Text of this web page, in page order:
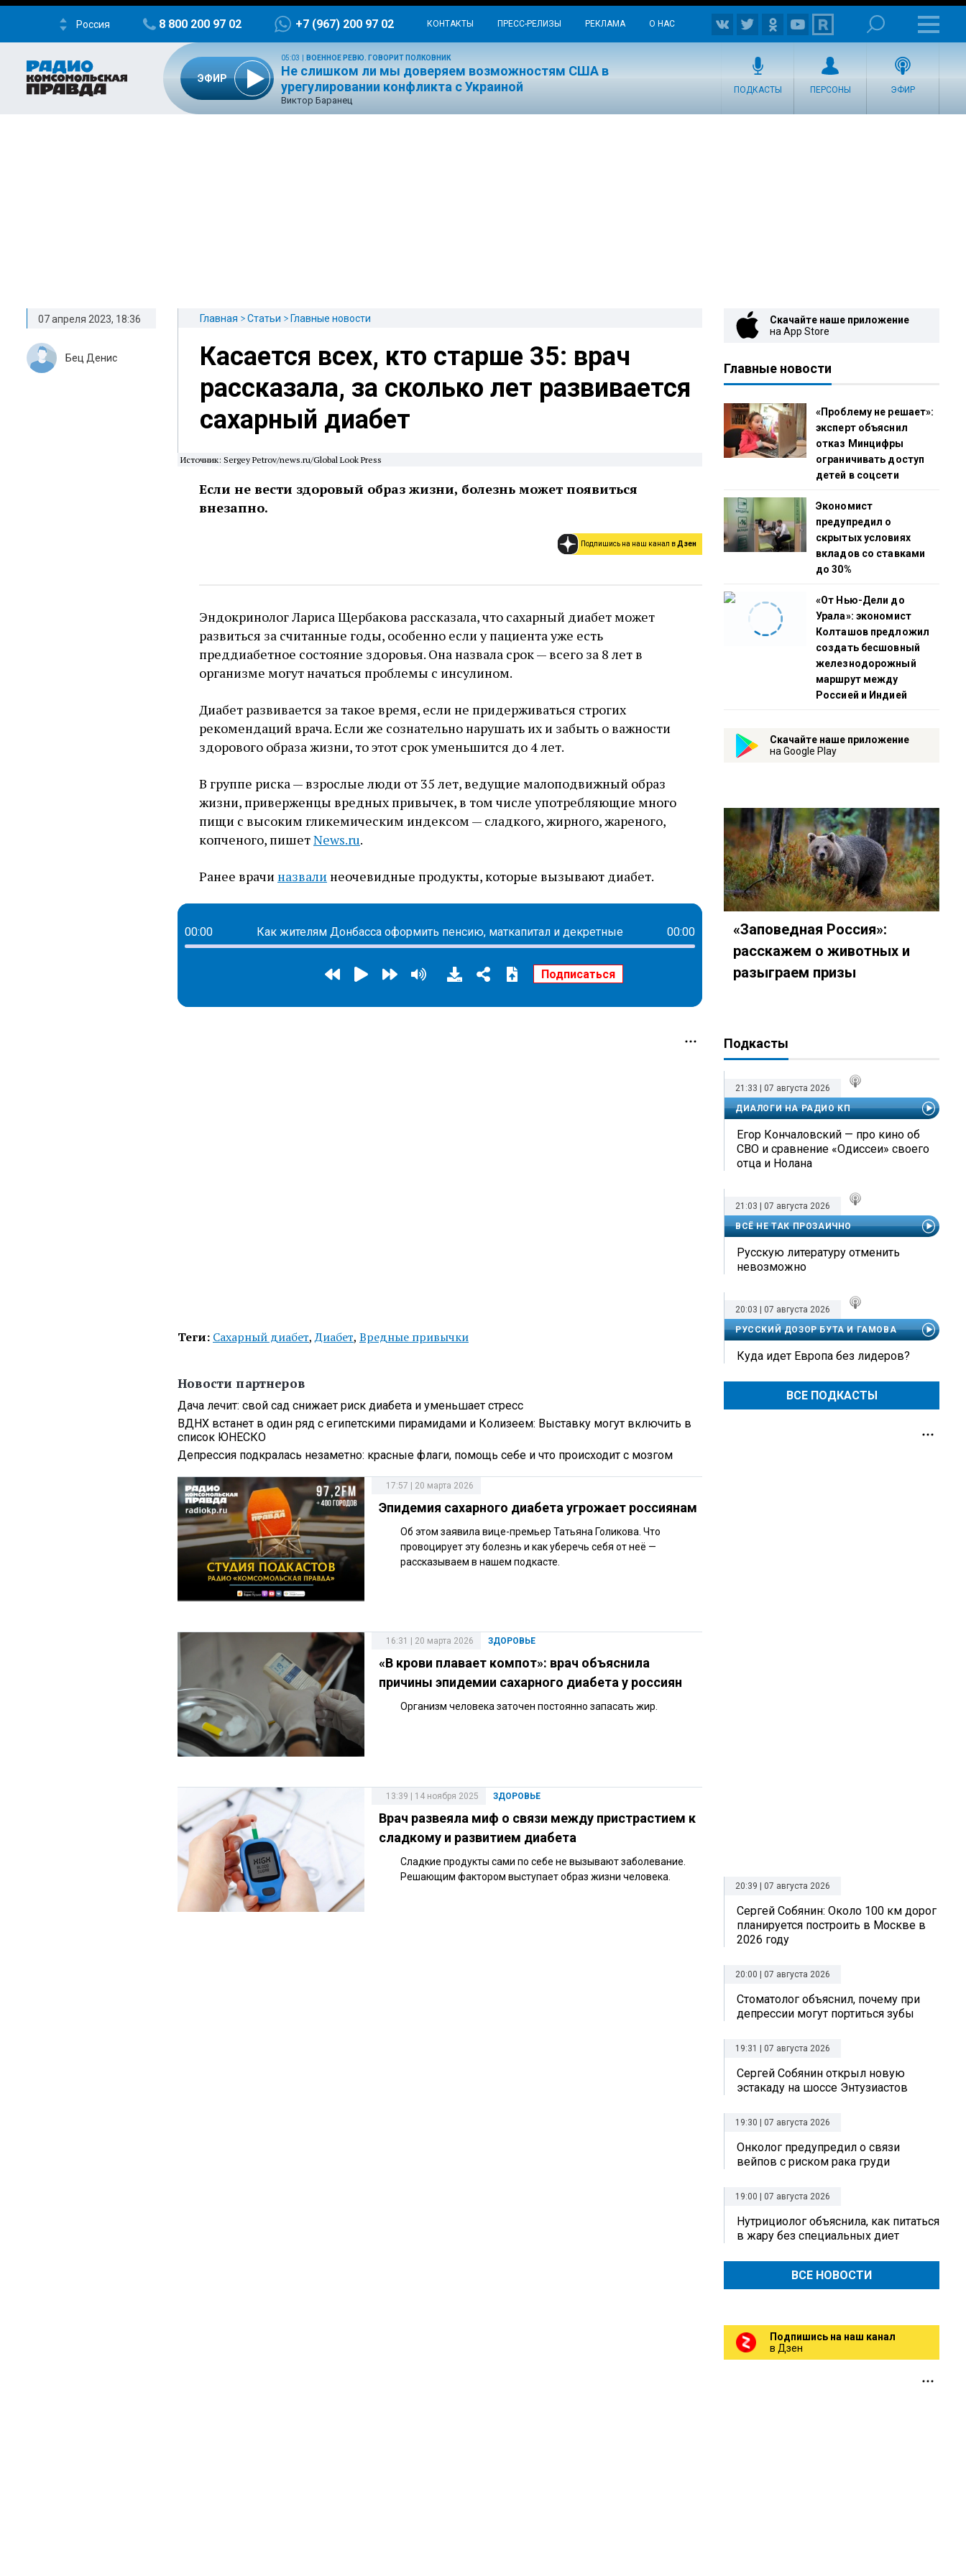
Россия 8 800 200 97 02 +7 (967) 200 97 02 КОНТАКТЫ ПРЕСС-РЕЛИЗЫ РЕКЛАМА О НАС
ЭФИР
05:03 ВОЕННОЕ РЕВЮ. ГОВОРИТ ПОЛКОВНИК
Не слишком ли мы доверяем возможностям США в
урегулировании конфликта с Украиной
Виктор Баранец
ПОДКАСТЫ ПЕРСОНЫ ЭФИР
Главная Статьи Главные новости
Касается всех, кто старше 35: врач
рассказала, за сколько лет развивается
сахарный диабет
Источник: Sergey Petrov/news.ru/Global Look Press
Если не вести здоровый образ жизни, болезнь может появиться
внезапно.
Подпишись на наш канал вДзен
Эндокринолог Лариса Щербакова рассказала, что сахарный диабет может
развиться за считанные годы, особенно если у пациента уже есть
преддиабетное состояние здоровья. Она назвала срок — всего за 8 лет в
организме могут начаться проблемы с инсулином.
Диабет развивается за такое время, если не придерживаться строгих
рекомендаций врача. Если же сознательно нарушать их и забыть о важности
здорового образа жизни, то этот срок уменьшится до 4 лет.
В группе риска — взрослые люди от 35 лет, ведущие малоподвижный образ
жизни, приверженцы вредных привычек, в том числе употребляющие много
пищи с высоким гликемическим индексом — сладкого, жирного, жареного,
копченого, пишетNews.ru.
Ранее врачиназвалинеочевидные продукты, которые вызывают диабет.
00:00 Как жителям Донбасса оформить пенсию, маткапитал и декретные 00:00
07 апреля 2023, 18:36
Бец Денис
Теги: Сахарный диабет,Диабет, Вредные привычки
Новости партнеров
Дача лечит: свой сад снижает риск диабета и уменьшает стресс
ВДНХ встанет в один ряд с египетскими пирамидами и Колизеем: Выставку могут включить в
список ЮНЕСКО
Депрессия подкралась незаметно: красные флаги, помощь себе и что происходит с мозгом
17:57 | 20 марта 2026
Эпидемия сахарного диабета угрожает россиянам
Об этом заявила вице-премьер Татьяна Голикова. Что
провоцирует эту болезнь и как уберечь себя от неё —
рассказываем в нашем подкасте.
ЗДОРОВЬЕ
16:31 | 20 марта 2026
«В крови плавает компот»: врач объяснила
причины эпидемии сахарного диабета у россиян
Организм человека заточен постоянно запасать жир.
ЗДОРОВЬЕ
13:39 | 14 ноября 2025
Врач развеяла миф о связи между пристрастием к
сладкому и развитием диабета
Сладкие продукты сами по себе не вызывают заболевание.
Решающим фактором выступает образ жизни человека.
Скачайте наше приложение
на App Store
Главные новости
«Проблему не решает»:
эксперт объяснил
отказ Минцифры
ограничивать доступ
детей в соцсети
Экономист
предупредил о
скрытых условиях
вкладов со ставками
до 30%
«От Нью-Дели до
Урала»: экономист
Колташов предложил
создать бесшовный
железнодорожный
маршрут между
Россией и Индией
Скачайте наше приложение
на Google Play
«Заповедная Россия»:
расскажем о животных и
разыграем призы
Подкасты
21:33 | 07 августа 2026
ДИАЛОГИ НА РАДИО КП
Егор Кончаловский — про кино об
СВО и сравнение «Одиссеи» своего
отца и Нолана
21:03 | 07 августа 2026
ВСЁ НЕ ТАК ПРОЗАИЧНО
Русскую литературу отменить
невозможно
20:03 | 07 августа 2026
РУССКИЙ ДОЗОР БУТА И ГАМОВА
Куда идет Европа без лидеров?
ВСЕ ПОДКАСТЫ
20:39 | 07 августа 2026
Сергей Собянин: Около 100 км дорог
планируется построить в Москве в
2026 году
20:00 | 07 августа 2026
Стоматолог объяснил, почему при
депрессии могут портиться зубы
19:31 | 07 августа 2026
Сергей Собянин открыл новую
эстакаду на шоссе Энтузиастов
19:30 | 07 августа 2026
Онколог предупредил о связи
вейпов с риском рака груди
19:00 | 07 августа 2026
Нутрициолог объяснила, как питаться
в жару без специальных диет
ВСЕ НОВОСТИ
Подпишись на наш канал
в Дзен